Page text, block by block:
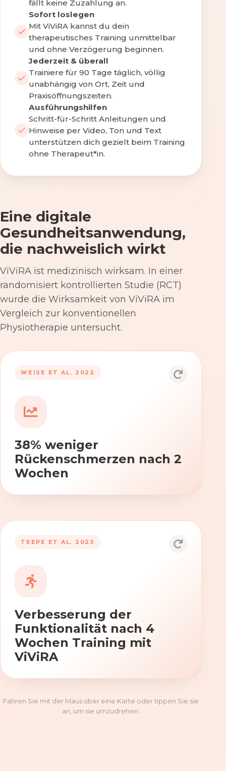
fällt keine Zuzahlung an.
Sofort loslegen
Mit ViViRA kannst du dein
therapeutisches Training unmittelbar
und ohne Verzögerung beginnen.
Jederzeit & überall
Trainiere für 90 Tage täglich, völlig
unabhängig von Ort, Zeit und
Praxisöffnungszeiten.
Ausführungshilfen
Schritt-für-Schritt Anleitungen und
Hinweise per Video, Ton und Text
unterstützen dich gezielt beim Training
ohne Therapeut*in.
Eine digitale
Gesundheitsanwendung,
die nachweislich wirkt
ViViRA ist medizinisch wirksam. In einer
randomisiert kontrollierten Studie (RCT)
wurde die Wirksamkeit von ViViRA im
Vergleich zur konventionellen
Physiotherapie untersucht.
WEISE ET AL. 2022
38% weniger
Rückenschmerzen nach 2
Wochen
53% nach 12 Wochen
TEEPE ET AL. 2023
Verbesserung der
Funktionalität nach 4
Wochen Training mit
ViViRA
Durch die Anwendung von ViViRA
Beweglichkeit und Koordination nach
Fahren Sie mit der Maus über eine Karte oder tippen Sie sie
an, um sie umzudrehen.